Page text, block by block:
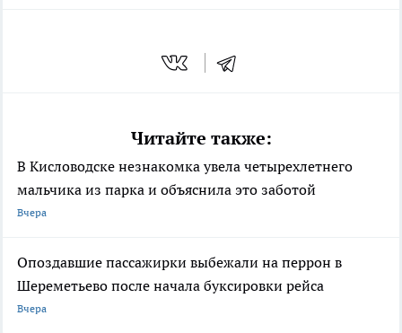
Читайте также:
В Кисловодске незнакомка увела четырехлетнего
мальчика из парка и объяснила это заботой
Вчера
Опоздавшие пассажирки выбежали на перрон в
Шереметьево после начала буксировки рейса
Вчера